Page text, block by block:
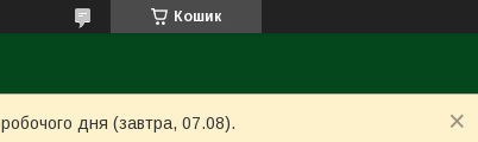
Кошик
дня (завтра, 07.08).